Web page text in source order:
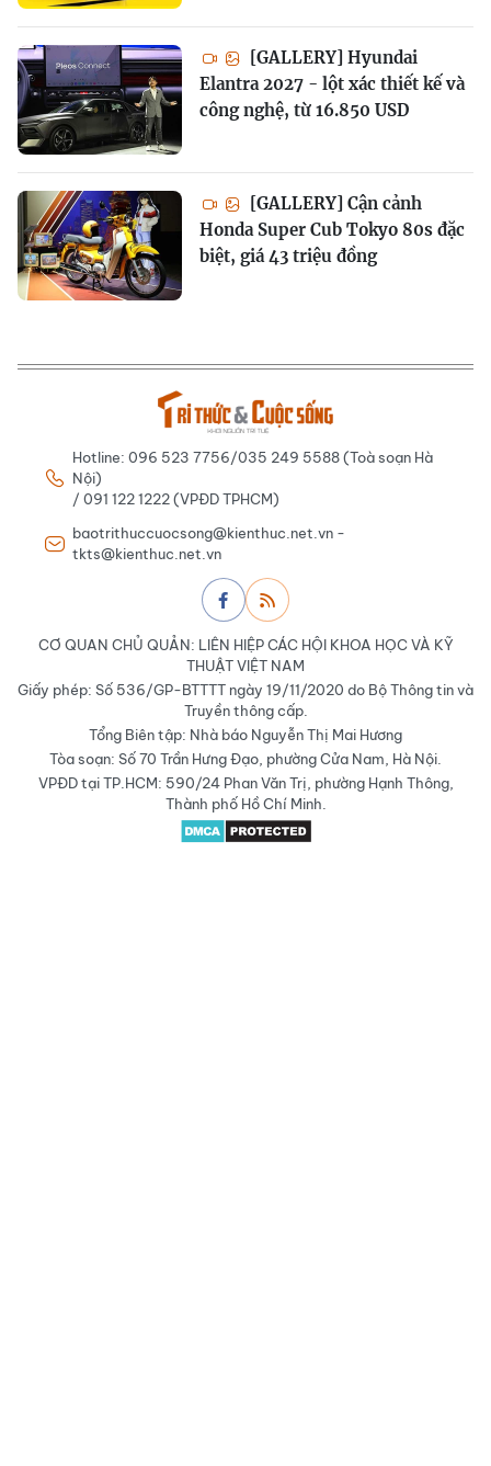
[GALLERY] Hyundai
Elantra 2027 - lột xác thiết kế và
công nghệ, từ 16.850 USD
[GALLERY] Cận cảnh
Honda Super Cub Tokyo 80s đặc
biệt, giá 43 triệu đồng
Hotline: 096 523 7756/035 249 5588 (Toà soạn Hà
Nội)
/ 091 122 1222 (VPĐD TPHCM)
baotrithuccuocsong@kienthuc.net.vn -
tkts@kienthuc.net.vn
CƠ QUAN CHỦ QUẢN: LIÊN HIỆP CÁC HỘI KHOA HỌC VÀ KỸ
THUẬT VIỆT NAM
Giấy phép: Số 536/GP-BTTTT ngày 19/11/2020 do Bộ Thông tin và
Truyền thông cấp.
Tổng Biên tập: Nhà báo Nguyễn Thị Mai Hương
Tòa soạn: Số 70 Trần Hưng Đạo, phường Cửa Nam, Hà Nội.
VPĐD tại TP.HCM: 590/24 Phan Văn Trị, phường Hạnh Thông,
Thành phố Hồ Chí Minh.